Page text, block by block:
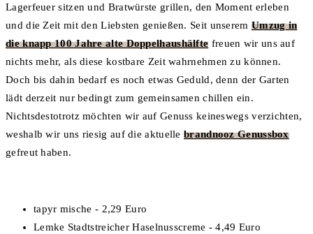
Lagerfeuer sitzen und Bratwürste grillen, den Moment erleben
und die Zeit mit den Liebsten genießen. Seit unserem Umzug in
die knapp 100 Jahre alte Doppelhaushälfte freuen wir uns auf
nichts mehr, als diese kostbare Zeit wahrnehmen zu können.
Doch bis dahin bedarf es noch etwas Geduld, denn der Garten
lädt derzeit nur bedingt zum gemeinsamen chillen ein.
Nichtsdestotrotz möchten wir auf Genuss keineswegs verzichten,
weshalb wir uns riesig auf die aktuellebrandnooz Genussbox
gefreut haben.
tapyr mische - 2,29 Euro
Lemke Stadtstreicher Haselnusscreme - 4,49 Euro